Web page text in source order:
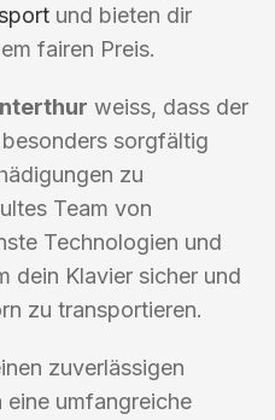
und bieten dir
fairen Preis.
weiss, dass der
sorgfältig
zu
Team von
Technologien und
dein Klavier sicher und
zu transportieren.
zuverlässigen
eine umfangreiche